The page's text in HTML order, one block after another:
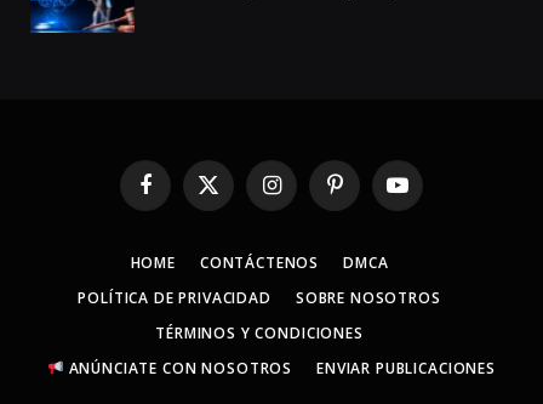
Facebook
X
InstagramPinterestYouTube
HOME CONTÁCTENOS
DMCA
POLÍTICA DE PRIVACIDAD
SOBRE NOSOTROS
TÉRMINOS Y CONDICIONES
ANÚNCIATE CON NOSOTROS
ENVIAR PUBLICACIONES